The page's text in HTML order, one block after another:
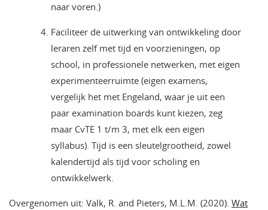
naar voren.)
Faciliteer de uitwerking van ontwikkeling door
leraren zelf met tijd en voorzieningen, op
school, in professionele netwerken, met eigen
experimenteerruimte (eigen examens,
vergelijk het met Engeland, waar je uit een
paar examination boards kunt kiezen, zeg
maar CvTE 1 t/m 3, met elk een eigen
syllabus). Tijd is een sleutelgrootheid, zowel
kalendertijd als tijd voor scholing en
ontwikkelwerk.
Overgenomen uit: Valk, R. and Pieters, M.L.M. (2020). Wat